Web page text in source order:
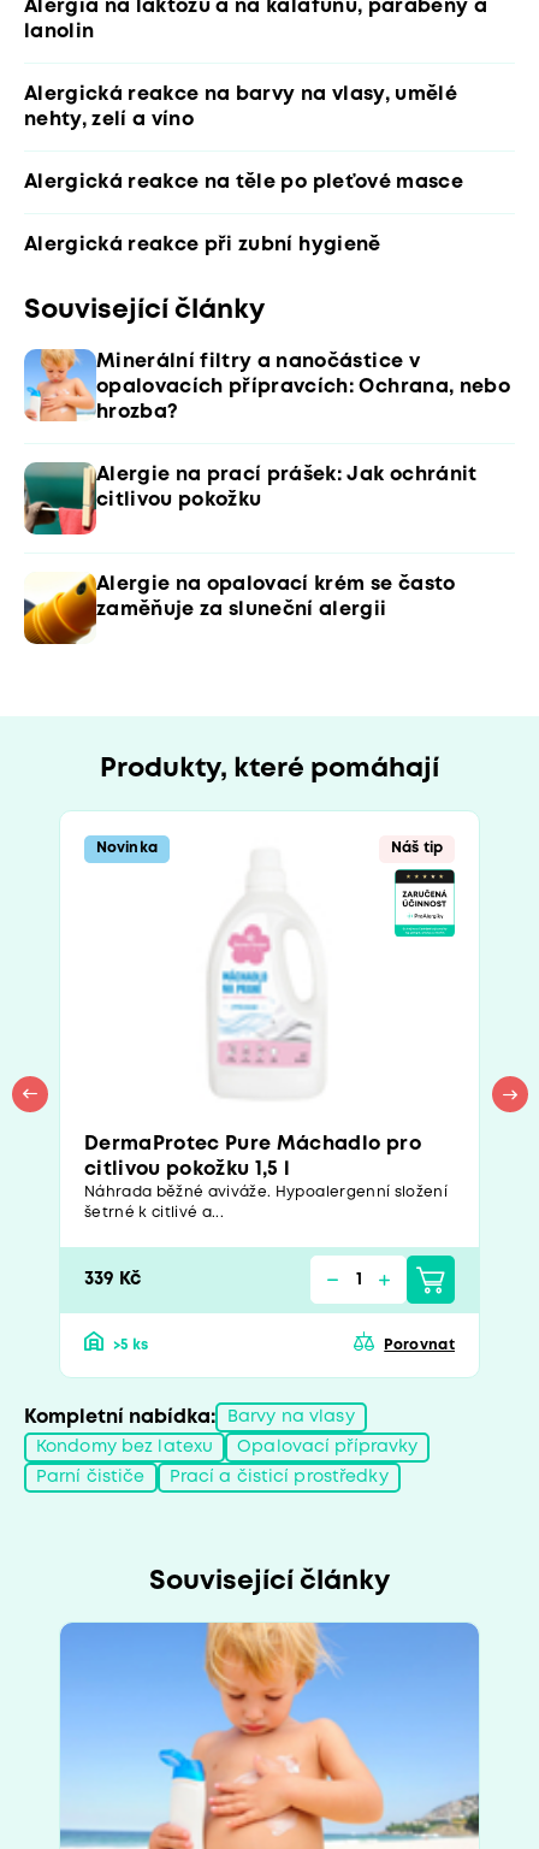
Alergia na laktozu a na kalafunu, parabeny a
lanolin
Alergická reakce na barvy na vlasy, umělé
nehty, zelí a víno
Alergická reakce na těle po pleťové masce
Alergická reakce při zubní hygieně
Související články
Minerální filtry a nanočástice v
opalovacích přípravcích: Ochrana, nebo
hrozba?
Alergie na prací prášek: Jak ochránit
citlivou pokožku
Alergie na opalovací krém se často
zaměňuje za sluneční alergii
Produkty, které pomáhají
Novinka Náš tip
DermaProtec Pure Máchadlo pro
citlivou pokožku 1,5 l
Náhrada běžné aviváže. Hypoalergenní složení
šetrné k citlivé a...
339 Kč
>5 ks Porovnat
Kompletní nabídka: Barvy na vlasy
Kondomy bez latexu Opalovací přípravky
Parní čističe Prací a čisticí prostředky
Související články